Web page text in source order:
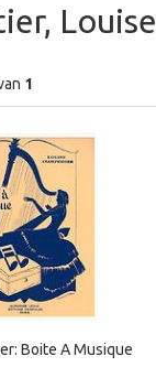
Louise
1
Boite A Musique